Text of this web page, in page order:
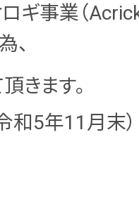
ロギ事業（
、
きます。
和5年11月末）